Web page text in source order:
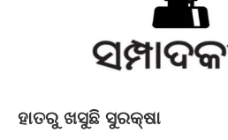
ହାତରୁ ଖସୁଛି ସୁରକ୍ଷା